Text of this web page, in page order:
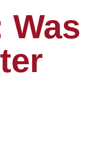
Was